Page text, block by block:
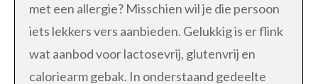
met een allergie? Misschien wil je die persoon
iets lekkers vers aanbieden. Gelukkig is er flink
wat aanbod voor lactosevrij, glutenvrij en
caloriearm gebak. In onderstaand gedeelte